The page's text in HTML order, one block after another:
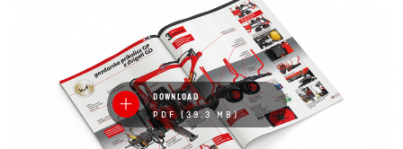
DOWNLOAD
PDF (39.3 MB)